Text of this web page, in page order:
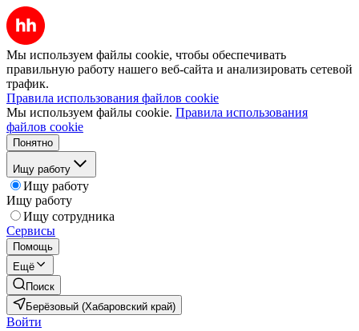
Мы используем файлы cookie, чтобы обеспечивать
правильную работу нашего веб-сайта и анализировать сетевой
трафик.
Правила использования файлов cookie
Мы используем файлы cookie. Правила использования
файлов cookie
Понятно
Ищу работу
Ищу работу
Ищу работу
Ищу сотрудника
Сервисы
Помощь
Ещё
Поиск
Берёзовый (Хабаровский край)
Войти